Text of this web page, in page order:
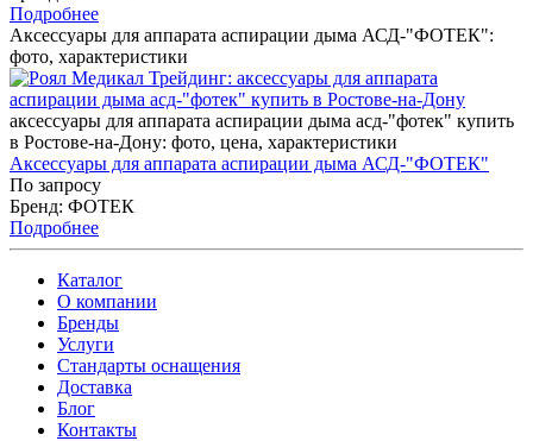
Подробнее
Аксессуары для аппарата аспирации дыма АСД-"ФОТЕК":
фото, характеристики
аксессуары для аппарата аспирации дыма асд-"фотек" купить
в Ростове-на-Дону: фото, цена, характеристики
Аксессуары для аппарата аспирации дыма АСД-"ФОТЕК"
По запросу
Бренд: ФОТЕК
Подробнее
Каталог
О компании
Бренды
Услуги
Стандарты оснащения
Доставка
Блог
Контакты